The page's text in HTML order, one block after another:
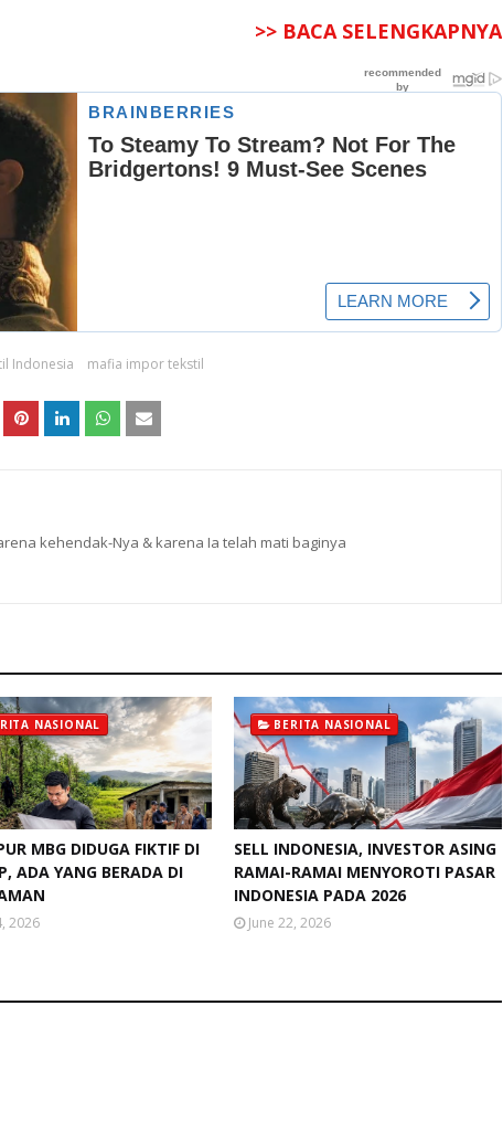
>> BACA SELENGKAPNYA
Indonesia mafia impor tekstil
kehendak-Nya & karena Ia telah mati baginya
NASIONAL
MBG DIDUGA FIKTIF DI
ADA YANG BERADA DI
2026
BERITA NASIONAL
SELL INDONESIA, INVESTOR ASING
RAMAI-RAMAI MENYOROTI PASAR
INDONESIA PADA 2026
June 22, 2026